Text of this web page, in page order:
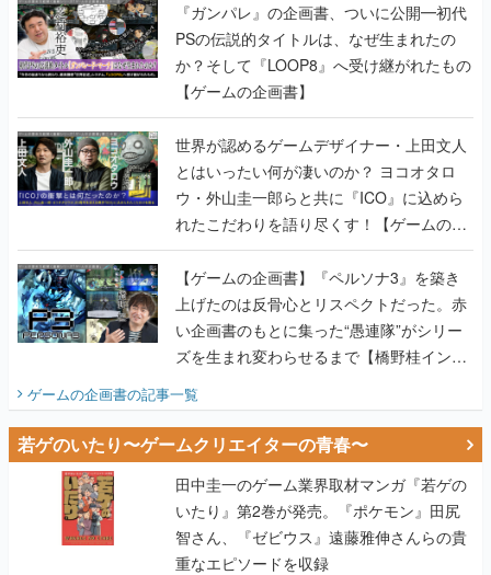
『ガンパレ』の企画書、ついに公開━初代
PSの伝説的タイトルは、なぜ生まれたの
か？そして『LOOP8』へ受け継がれたもの
【ゲームの企画書】
世界が認めるゲームデザイナー・上田文人
とはいったい何が凄いのか？ ヨコオタロ
ウ・外山圭一郎らと共に『ICO』に込めら
れたこだわりを語り尽くす！【ゲームの企
画書】
【ゲームの企画書】『ペルソナ3』を築き
上げたのは反骨心とリスペクトだった。赤
い企画書のもとに集った“愚連隊”がシリー
ズを生まれ変わらせるまで【橋野桂インタ
ビュー】
ゲームの企画書の記事一覧
若ゲのいたり〜ゲームクリエイターの青春〜
田中圭一のゲーム業界取材マンガ『若ゲの
いたり』第2巻が発売。『ポケモン』田尻
智さん、『ゼビウス』遠藤雅伸さんらの貴
重なエピソードを収録